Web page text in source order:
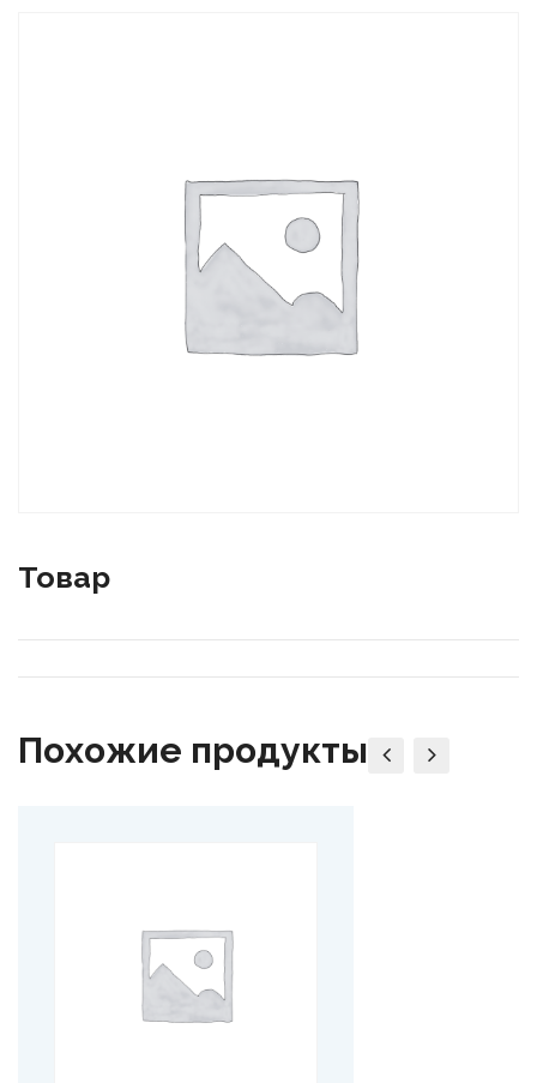
Товар
Похожие продукты